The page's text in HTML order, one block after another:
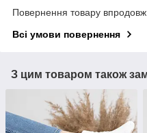
Повернення товару
Всі умови повернення
З цим товаром також